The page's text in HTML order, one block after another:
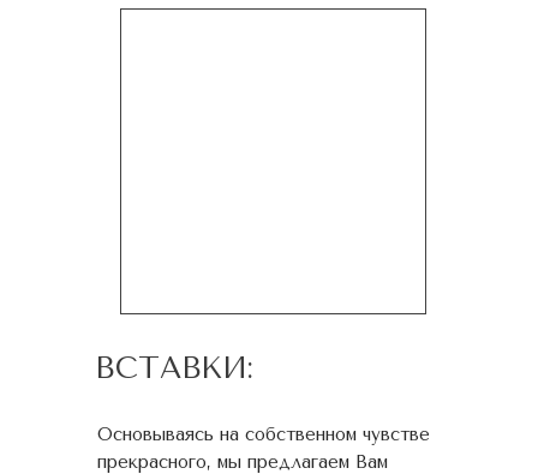
ВСТАВКИ:
Основываясь на собственном чувстве
прекрасного, мы предлагаем Вам